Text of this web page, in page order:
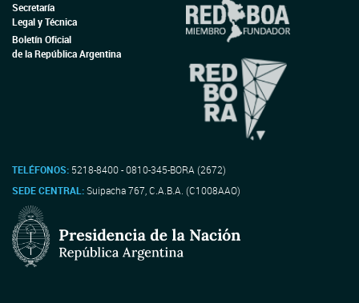
Secretaría
Legal y Técnica
Boletín Oficial
de la República Argentina
TELÉFONOS: 5218-8400 - 0810-345-BORA (2672)
SEDE CENTRAL:Suipacha 767, C.A.B.A. (C1008AAO)